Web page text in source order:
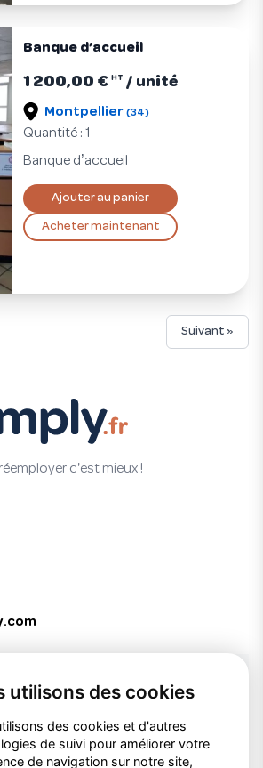
utilisons des cookies
des cookies et d'autres
de suivi pour améliorer votre
de navigation sur notre site,
Banque d’accueil
1 200,00 € HT / unité
Montpellier (34)
Quantité : 1
Banque d ’accueil
Ajouter au panier
Acheter maintenant
Suivant »
c'est mieux !